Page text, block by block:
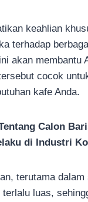
keahlian
terhadap
akan membantu
cocok
kafe Anda.
Calon
di Industri
terutama dalam
luas,